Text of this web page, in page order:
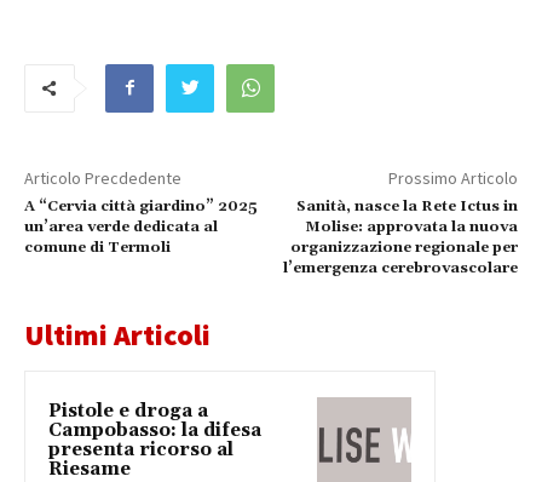
Articolo Precdedente
A “Cervia città giardino” 2025
un’area verde dedicata al
comune di Termoli
Prossimo Articolo
Sanità, nasce la Rete Ictus in
Molise: approvata la nuova
organizzazione regionale per
l’emergenza cerebrovascolare
Ultimi Articoli
Pistole e droga a
Campobasso: la difesa
presenta ricorso al
Riesame